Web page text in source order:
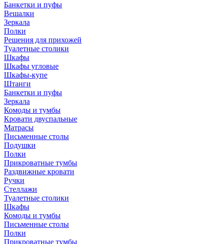
Банкетки и пуфы
Вешалки
Зеркала
Полки
Решения для прихожей
Туалетные столики
Шкафы
Шкафы угловые
Шкафы-купе
Штанги
Банкетки и пуфы
Зеркала
Комоды и тумбы
Кровати двуспальные
Матрасы
Письменные столы
Подушки
Полки
Прикроватные тумбы
Раздвижные кровати
Ручки
Стеллажи
Туалетные столики
Шкафы
Комоды и тумбы
Письменные столы
Полки
Прикроватные тумбы